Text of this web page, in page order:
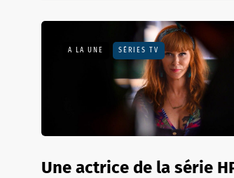
A LA UNE SÉRIES TV
Une actrice de la série